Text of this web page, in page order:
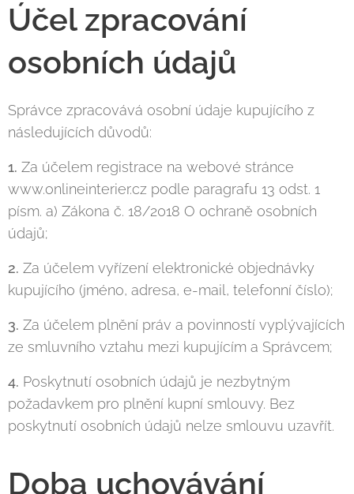
Účel zpracování
osobních údajů
Správce zpracovává osobní údaje kupujícího z
následujících důvodů:
1. Za účelem registrace na webové stránce
www.onlineinterier.cz podle paragrafu 13 odst. 1
písm. a) Zákona č. 18/2018 O ochraně osobních
údajů;
2. Za účelem vyřízení elektronické objednávky
kupujícího (jméno, adresa, e-mail, telefonní číslo);
3. Za účelem plnění práv a povinností vyplývajících
ze smluvního vztahu mezi kupujícím a Správcem;
4. Poskytnutí osobních údajů je nezbytným
požadavkem pro plnění kupní smlouvy. Bez
poskytnutí osobních údajů nelze smlouvu uzavřít.
Doba uchovávání